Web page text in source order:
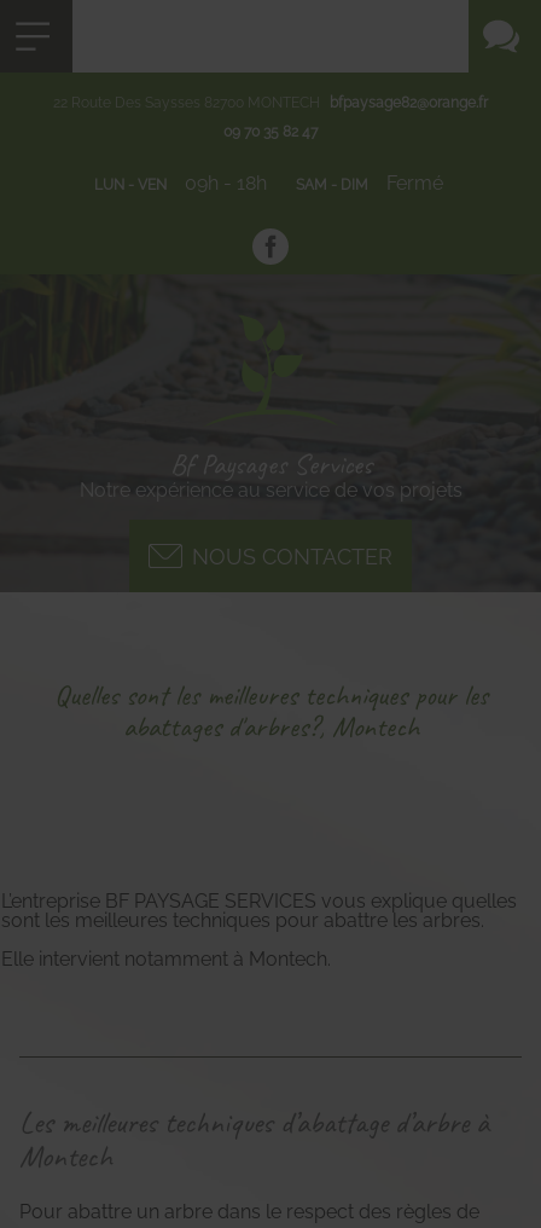
22 Route Des Saysses 82700 MONTECH
bfpaysage82@orange.fr
09 70 35 82 47
LUN - VEN 09h - 18h SAM - DIM Fermé
Bf Paysages Services
Notre expérience au service de vos projets
NOUS CONTACTER
Quelles sont les meilleures techniques pour les
abattages d'arbres?, Montech
L’entreprise BF PAYSAGE SERVICES vous explique quelles
sont les meilleures techniques pour abattre les arbres.
Elle intervient notamment à Montech.
Les meilleures techniques d’abattage d’arbre à
Montech
Pour abattre un arbre dans le respect des règles de